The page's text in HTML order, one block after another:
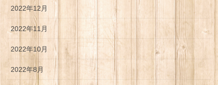
2022年12月
2022年11月
2022年10月
2022年8月